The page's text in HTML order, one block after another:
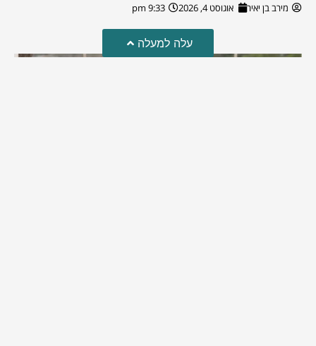
מירב בן יאיר אוגוסט 4, 2026 9:33 pm
עלה למעלה